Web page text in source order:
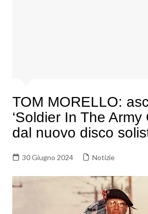
TOM MORELLO:
‘Soldier In The Army
dal nuovo disco
30 Giugno 2024 Notizie